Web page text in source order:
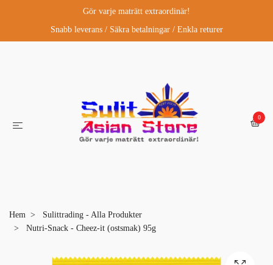
Gör varje maträtt extraordinär!
Snabb leverans / Säkra betalningar / Enkla returer
0
Hem
Sulittrading - Alla Produkter
Nutri-Snack - Cheez-it (ostsmak) 95g